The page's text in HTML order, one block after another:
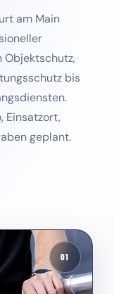
am Main
Objektschutz,
bis
Einsatzort,
geplant.
01